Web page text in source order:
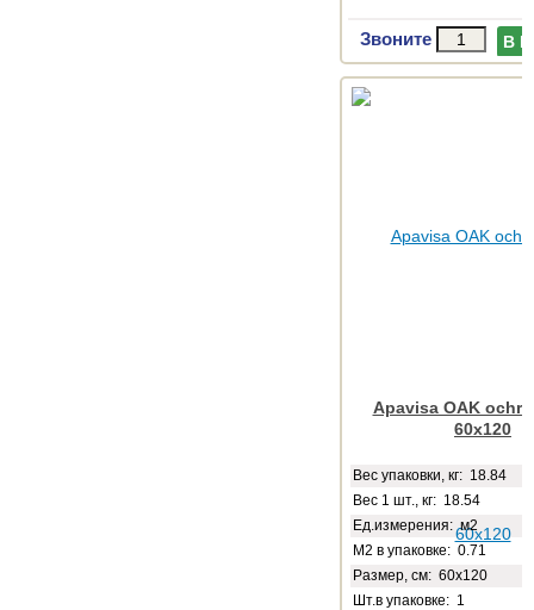
Звоните В
Apavisa OAK
60x120
Веc упаковки, кг: 18.84
Вес 1 шт., кг: 18.54
Ед.измерения: м2
М2 в упаковке: 0.71
Размер, см: 60x120
Шт.в упаковке: 1